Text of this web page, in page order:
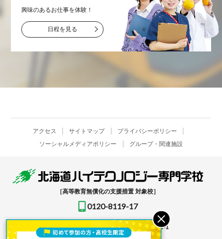
興味のあるお仕事を体験！
日程を見る
アクセス サイトマップ
プライバシーポリシー
ソーシャルメディアポリシー
グループ・関連施設
［高等教育無償化の支援措置 対象校］
0120-8119-17
〒061-1396北海道恵庭市恵み野北2-12-1